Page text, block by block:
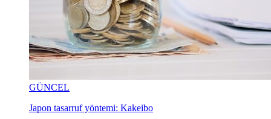
GÜNCEL
Japon tasarruf yöntemi: Kakeibo